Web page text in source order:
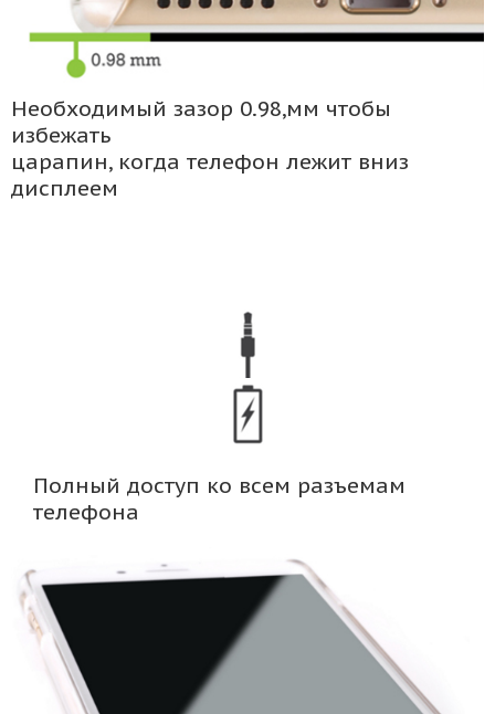
Необходимый зазор 0.98,мм чтобы
избежать
царапин, когда телефон лежит вниз
дисплеем
Полный доступ ко всем разъемам
телефона